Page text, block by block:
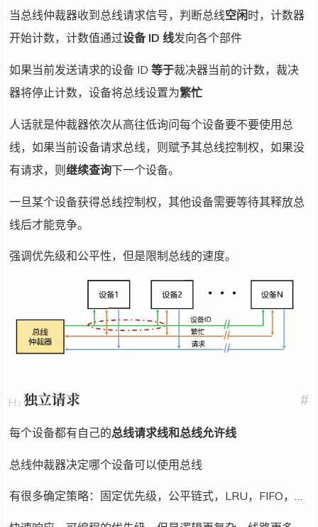
当总线仲裁器收到总线请求信号，判断总线空闲时，计数器
开始计数，计数值通过设备 ID 线发向各个部件
如果当前发送请求的设备 ID 等于裁决器当前的计数，裁决
器将停止计数，设备将总线设置为繁忙
人话就是仲裁器依次从高往低询问每个设备要不要使用总
线，如果当前设备请求总线，则赋予其总线控制权，如果没
有请求，则继续查询下一个设备。
一旦某个设备获得总线控制权，其他设备需要等待其释放总
线后才能竞争。
强调优先级和公平性，但是限制总线的速度。
#
独立请求
每个设备都有自己的总线请求线和总线允许线
总线仲裁器决定哪个设备可以使用总线
有很多确定策略：固定优先级，公平链式，LRU，FIFO，…